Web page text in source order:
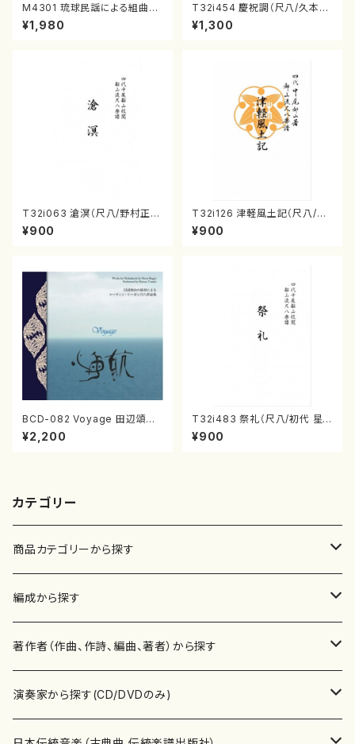
M4301 琉球民謡による組曲
（箏/牧野由多可作曲/宮城喜代
子・宮城数江著/箏曲楽譜）
¥1,980
T32i454 慶祝調（尺八/久本玄
智/楽譜）都山流公刊楽譜曲番:2
161
¥1,300
T32i063 滄溟（尺八/野村正
峰/尺八/都山式譜）都山流公刊
楽譜曲番:512
¥900
T32i126 津軽風土記（尺八/野
村峰山/尺八/都山式譜）都山流
公刊楽譜曲番:575
¥900
BCD-082 Voyage 田辺頌山
の演奏によるマーティン・リーガ
ン尺八作品集（田辺頌山/マーテ
¥2,200
T32i483 祭礼（尺八/初代 星
田一山/楽譜）都山流公刊楽譜曲
番:2191
¥900
カテゴリー
商品カテゴリーから探す
楽譜
書籍
書籍
テキストブック
CD・DVD
編成から探す
邦楽器
箏・琴（ソロ）
箏・琴（合奏）
合唱
混声合唱
著作者（作曲、作詩、編曲、著者）から探す
あ行
青木省三(アオキ ショウゾウ)
演奏家から探す(CD/DVDのみ)